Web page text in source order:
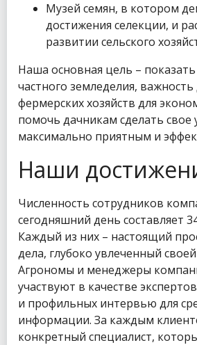
Музей семян, в котором
достижения селекции, и
развитии сельского
Наша основная цель –
частного земледелия,
фермерских хозяйств для
помочь дачникам сделать свое
максимально приятным и
Наши
Численность сотрудников
сегодняшний день составляет
Каждый из них – настоящий
дела, глубоко увлеченный
Агрономы и менеджеры
участвуют в качестве
и профильных интервью для
информации. За каждым
конкретный специалист,